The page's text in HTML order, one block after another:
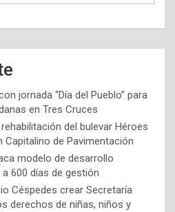
jornada “Día del Pueblo” para
en Tres Cruces
del bulevar Héroes
Capitalino de Pavimentación
modelo de desarrollo
600 días de gestión
Céspedes crear Secretaría
derechos de niñas, niños y